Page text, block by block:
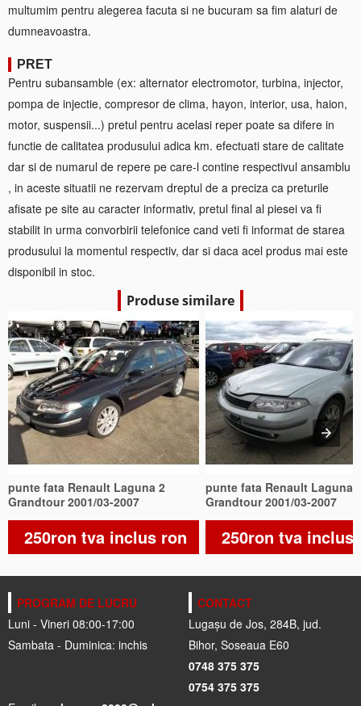
multumim pentru alegerea facuta si ne bucuram sa fim alaturi de
dumneavoastra.
PRET
Pentru subansamble (ex: alternator electromotor, turbina, injector,
pompa de injectie, compresor de clima, hayon, interior, usa, haion,
motor, suspensii...) pretul pentru acelasi reper poate sa difere in
functie de calitatea produsului adica km. efectuati stare de calitate
dar si de numarul de repere pe care-l contine respectivul ansamblu
, in aceste situatii ne rezervam dreptul de a preciza ca preturile
afisate pe site au caracter informativ, pretul final al piesei va fi
stabilit in urma convorbirii telefonice cand veti fi informat de starea
produsului la momentul respectiv, dar si daca acel produs mai este
disponibil in stoc.
Produse similare
punte fata Renault Laguna 2
Grandtour 2001/03-2007
250ron tva inclus ron
punte fata Renault Laguna
Grandtour 2001/03-2007
250ron tva inclus
PROGRAM DE LUCRU
Luni - Vineri 08:00-17:00
Sambata - Duminica: inchis
CONTACT
Lugașu de Jos, 284B, jud.
Bihor, Soseaua E60
0748 375 375
0754 375 375